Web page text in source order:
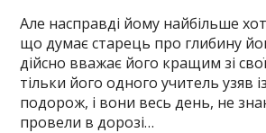
Але насправді йому найбільше
що думає старець про глибину
дійсно вважає його кращим зі
тільки його одного учитель узяв
подорож, і вони весь день, не
провели в дорозі…